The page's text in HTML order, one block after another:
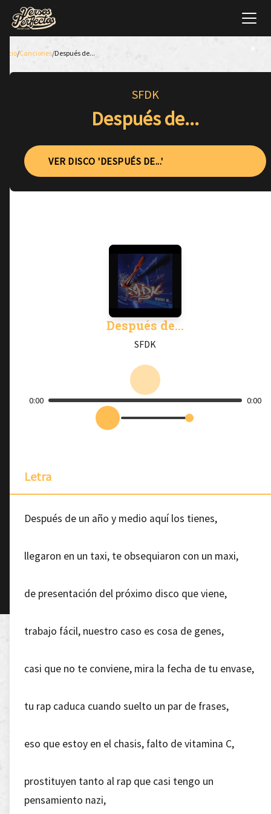
Inicio/Canciones/Después de...
SFDK
Después de...
VER DISCO 'DESPUÉS DE...'
Después de...
SFDK
0:00 0:00
Letra
Después de un año y medio aquí los tienes,
llegaron en un taxi, te obsequiaron con un maxi,
de presentación del próximo disco que viene,
trabajo fácil, nuestro caso es cosa de genes,
casi que no te conviene, mira la fecha de tu envase,
tu rap caduca cuando suelto un par de frases,
eso que estoy en el chasis, falto de vitamina C,
prostituyen tanto al rap que casi tengo un
pensamiento nazi,